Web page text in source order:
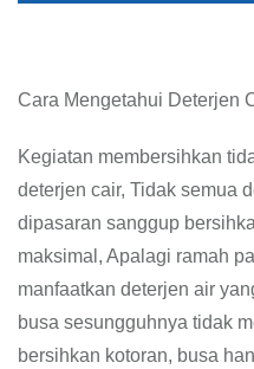
Cara Mengetahui Deterjen
Kegiatan membersihkan
deterjen cair, Tidak semua
dipasaran sanggup
maksimal, Apalagi ramah
manfaatkan deterjen air
busa sesungguhnya tidak
bersihkan kotoran, busa